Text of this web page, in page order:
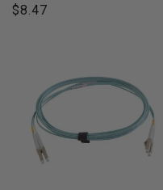
Precio
$8.47